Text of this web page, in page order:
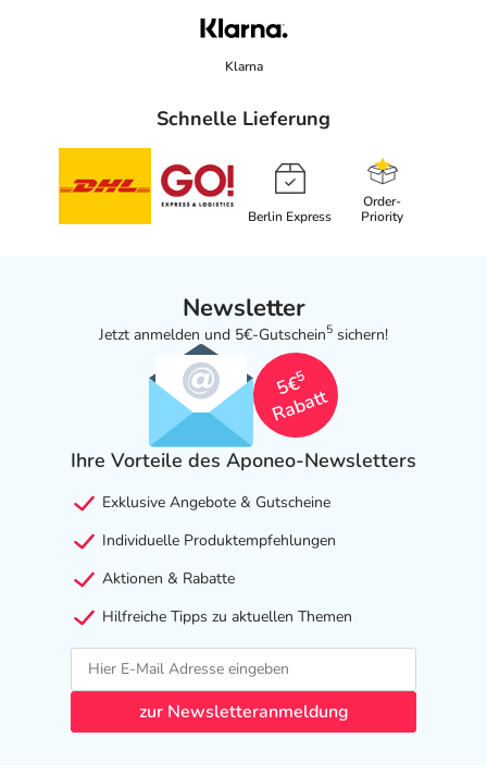
Klarna
Schnelle Lieferung
Berlin Express
Order-
Priority
Newsletter
Jetzt anmelden und 5€-Gutschein5 sichern!
5€
5
Rabatt
Ihre Vorteile des Aponeo-Newsletters
Exklusive Angebote & Gutscheine
Individuelle Produktempfehlungen
Aktionen & Rabatte
Hilfreiche Tipps zu aktuellen Themen
zur Newsletteranmeldung